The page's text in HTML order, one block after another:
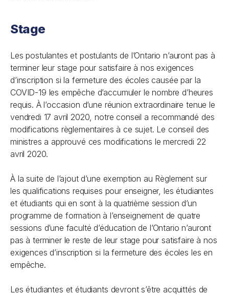
Stage
Les postulantes et postulants de l’Ontario n’auront pas à
terminer leur stage pour satisfaire à nos exigences
d’inscription si la fermeture des écoles causée par la
COVID-19 les empêche d’accumuler le nombre d’heures
requis. À l’occasion d’une réunion extraordinaire tenue le
vendredi 17 avril 2020, notre conseil a recommandé des
modifications règlementaires à ce sujet. Le conseil des
ministres a approuvé ces modifications le mercredi 22
avril 2020.
À la suite de l’ajout d’une exemption au Règlement sur
les qualifications requises pour enseigner, les étudiantes
et étudiants qui en sont à la quatrième session d’un
programme de formation à l’enseignement de quatre
sessions d’une faculté d’éducation de l’Ontario n’auront
pas à terminer le reste de leur stage pour satisfaire à nos
exigences d’inscription si la fermeture des écoles les en
empêche.
Les étudiantes et étudiants devront s’être acquittés de